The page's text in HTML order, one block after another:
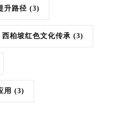
升路径 (3)
西柏坡红色文化传承 (3)
用 (3)